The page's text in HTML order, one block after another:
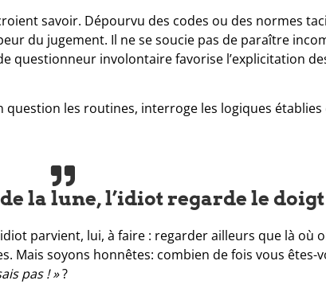
savoir. Dépourvu des codes ou des normes
du jugement. Il ne se soucie pas de paraître
questionneur involontaire favorise l’explicitation
les routines, interroge les logiques établies
la lune, l’idiot regarde le doigt
parvient, lui, à faire : regarder ailleurs que là où
Mais soyons honnêtes: combien de fois vous êtes-
pas ! »?